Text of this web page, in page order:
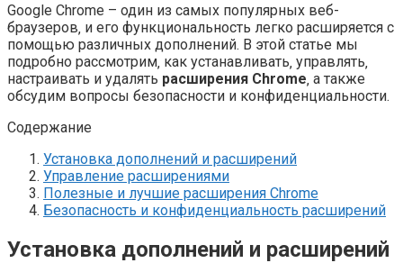
Google Chrome – один из самых популярных веб-
браузеров‚ и его функциональность легко расширяется с
помощью различных дополнений. В этой статье мы
подробно рассмотрим‚ как устанавливать‚ управлять‚
настраивать и удалять расширения Chrome‚ а также
обсудим вопросы безопасности и конфиденциальности.
Содержание
Установка дополнений и расширений
Управление расширениями
Полезные и лучшие расширения Chrome
Безопасность и конфиденциальность расширений
Установка дополнений и расширений